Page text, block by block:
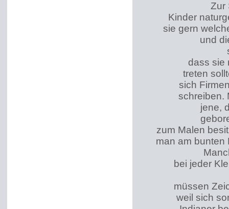
Zur
Kinder
sie gern
und
dass sie
treten
sich
schreiben.
jene,
zum Malen
man am bunten
bei jeder
müssen
weil sich